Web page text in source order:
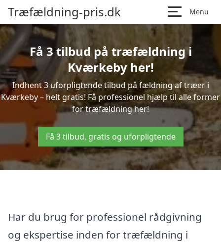
Træfældning-pris.dk Menu
Få 3 tilbud på træfældning i
Kværkeby her!
Indhent 3 uforpligtende tilbud på fældning af træer i
Kværkeby – helt gratis! Få professionel hjælp til alle former
for træfældning her!
Få 3 tilbud, gratis og uforpligtende
Har du brug for professionel rådgivning
og ekspertise inden for træfældning i